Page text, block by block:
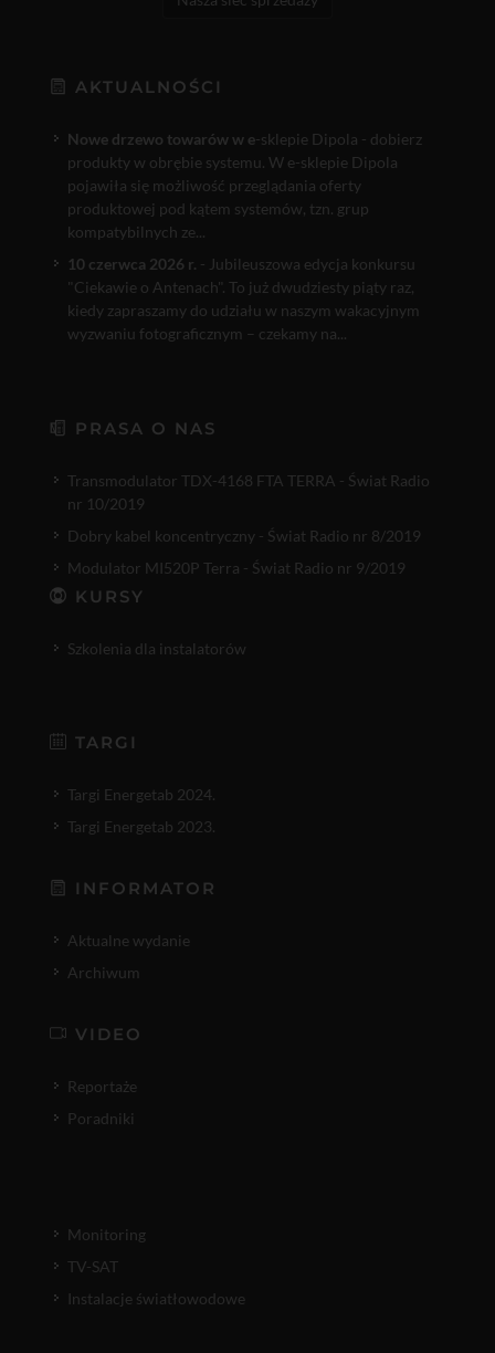
AKTUALNOŚCI
Nowe drzewo towarów w e-sklepie Dipola - dobierz
produkty w obrębie systemu. W e-sklepie Dipola
pojawiła się możliwość przeglądania oferty
produktowej pod kątem systemów, tzn. grup
kompatybilnych ze...
10 czerwca 2026 r. - Jubileuszowa edycja konkursu
"Ciekawie o Antenach". To już dwudziesty piąty raz,
kiedy zapraszamy do udziału w naszym wakacyjnym
wyzwaniu fotograficznym – czekamy na...
PRASA O NAS
Transmodulator TDX-4168 FTA TERRA - Świat Radio
nr 10/2019
Dobry kabel koncentryczny - Świat Radio nr 8/2019
Modulator MI520P Terra - Świat Radio nr 9/2019
KURSY
Szkolenia dla instalatorów
TARGI
Targi Energetab 2024.
Targi Energetab 2023.
INFORMATOR
Aktualne wydanie
Archiwum
VIDEO
Reportaże
Poradniki
Monitoring
TV-SAT
Instalacje światłowodowe